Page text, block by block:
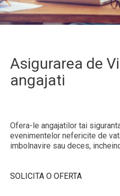
Asigurarea de
angajati
Ofera-le angajatilor tai
evenimentelor nefericite de
imbolnavire sau deces,
SOLICITA O OFERTA